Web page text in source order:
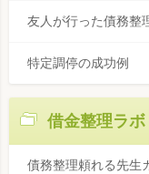
友人が行った債務整
特定調停の成功例
借金整理ラ
債務整理頼れる先生